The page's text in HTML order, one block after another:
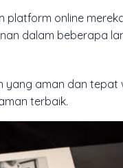
platform online
dalam beberapa
aman dan tepat
terbaik.